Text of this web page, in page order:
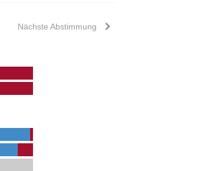
Nächste Abstimmung